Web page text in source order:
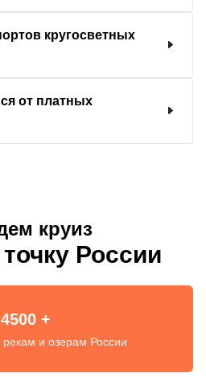
кругосветных
от платных
круиз
России
4500 +
и озерам России